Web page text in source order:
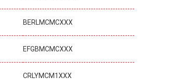
BERLMCMCXXX
EFGBMCMCXXX
CRLYMCM1XXX